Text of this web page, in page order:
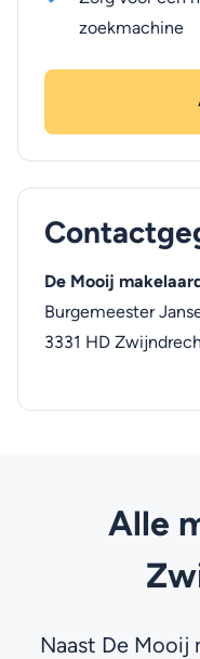
zoekmachine
De Mooij
Burgemeester
3331 HD
Alle
Naast De Mooij